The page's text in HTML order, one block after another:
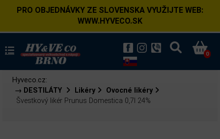
PRO OBJEDNÁVKY ZE SLOVENSKA VYUŽIJTE WEB:
WWW.HYVECO.SK
0
Hyveco.cz:
→ DESTILÁTY
Likéry
Ovocné likéry
Švestkový likér Prunus Domestica 0,7l 24%